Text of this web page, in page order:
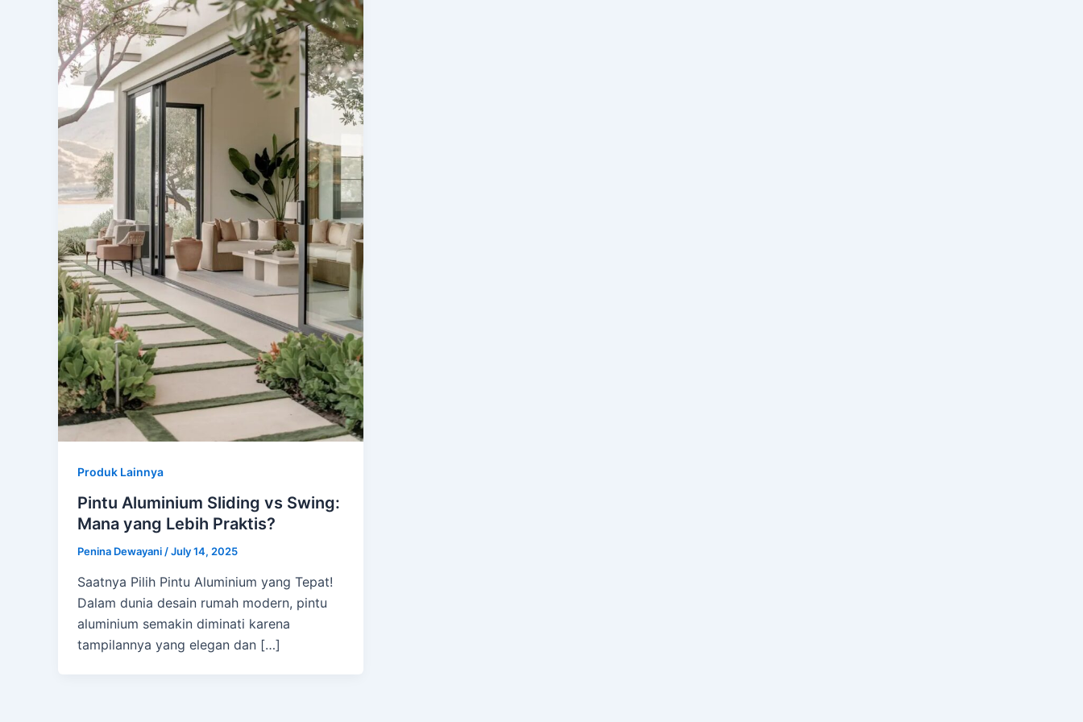
Produk Lainnya
Pintu Aluminium Sliding vs Swing:
Mana yang Lebih Praktis?
Penina Dewayani/July 14, 2025
Saatnya Pilih Pintu Aluminium yang Tepat!
Dalam dunia desain rumah modern, pintu
aluminium semakin diminati karena
tampilannya yang elegan dan […]